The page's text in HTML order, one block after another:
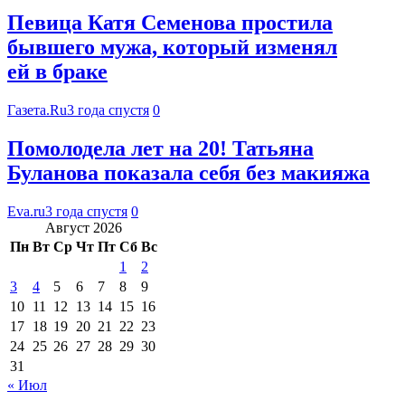
Певица Катя Семенова простила
бывшего мужа, который изменял
ей в браке
Газета.Ru3 года спустя 0
Помолодела лет на 20! Татьяна
Буланова показала себя без макияжа
Eva.ru3 года спустя 0
Август 2026
Пн Вт Ср Чт Пт Сб Вс
1
2
3
4 5 6 7 8
9
10 11 12 13 14 15 16
17 18 19 20 21 22 23
24 25 26 27 28 29 30
31
« Июл